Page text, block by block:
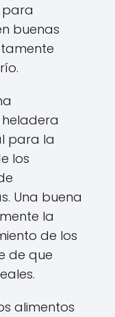
buenas
para la
los
Una buena
la
de los
de que
alimentos